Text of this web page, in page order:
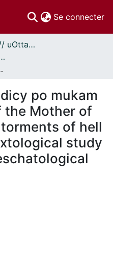
Se connecter
Thèses uOttawa // uOttawa Theses
// Theses, 1910 - 2010
of a Kievan Rusʹeschatological apocryphon.
po mukam
the Mother of
of hell
study